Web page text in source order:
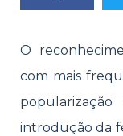
O
com mais
introdução da